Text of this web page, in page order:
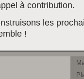
à contribution.
les
!